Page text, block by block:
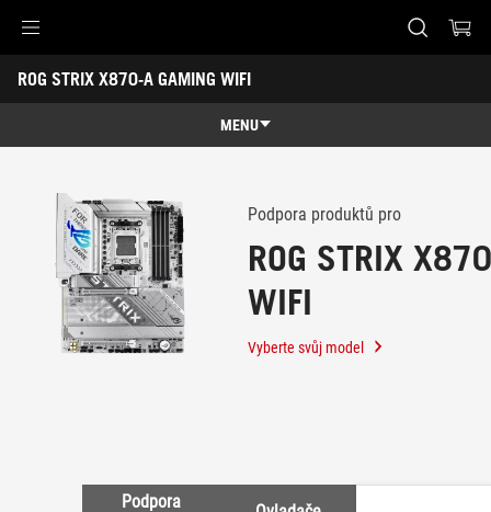
Accessibility links
Skip to content
Accessibility Help
Skip to Menu
ASUS Footer
ROG STRIX X870-A GAMING WIFI
-
MENU
Funkce
Technická specifikace
Galerie
Podpora
Podpora produktů pro
ROG STRIX
WIFI
Vyberte svůj model
Podpora